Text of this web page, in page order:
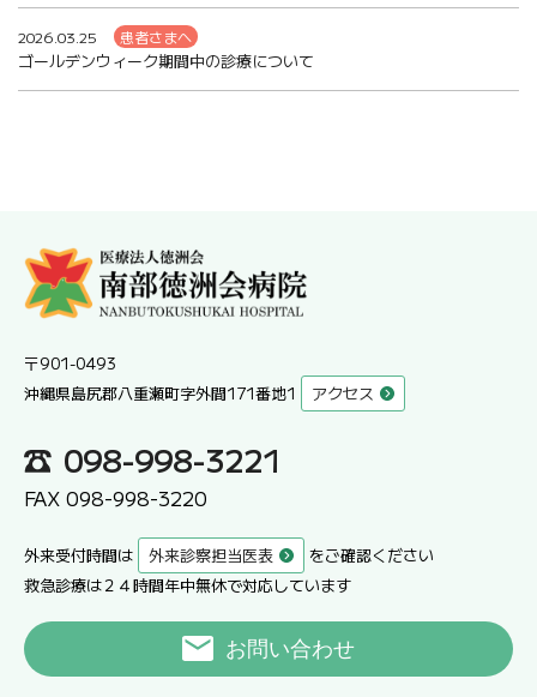
2026.03.25 患者さまへ
ゴールデンウィーク期間中の診療について
〒901-0493
沖縄県島尻郡八重瀬町字外間171番地1
アクセス
098-998-3221
FAX 098-998-3220
外来受付時間は 外来診察担当医表
をご確認ください
救急診療は２４時間年中無休で対応しています
お問い合わせ